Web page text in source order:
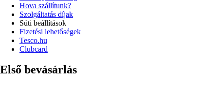
Hova szállítunk?
Szolgáltatás díjak
Süti beállítások
Fizetési lehetőségek
Tesco.hu
Clubcard
Első bevásárlás